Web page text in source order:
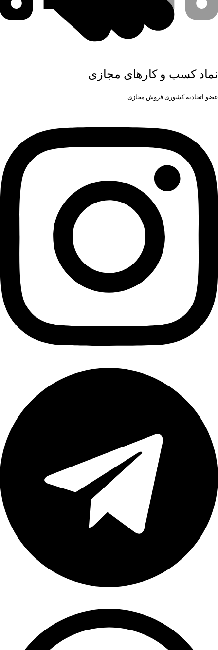
نماد کسب و کارهای مجازی
عضو اتحادیه کشوری فروش مجازی